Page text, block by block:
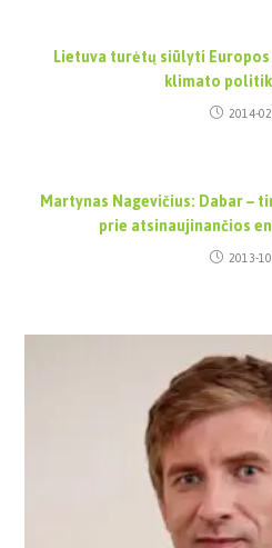
Lietuva turėtų siūlyti
klimato
2014-
Martynas Nagevičius: Dabar –
prie atsinaujinančios
2013-